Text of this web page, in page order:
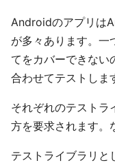
Androidのアプリは
が多々あります。一
てをカバーできない
合わせてテストしま
それぞれのテストラ
方を要求されます。
テストライブラリと